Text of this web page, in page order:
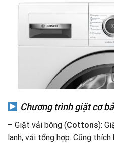
Chương trình giặt cơ
– Giặt vải bông (Cottons):
lanh, vải tổng hợp. Cũng